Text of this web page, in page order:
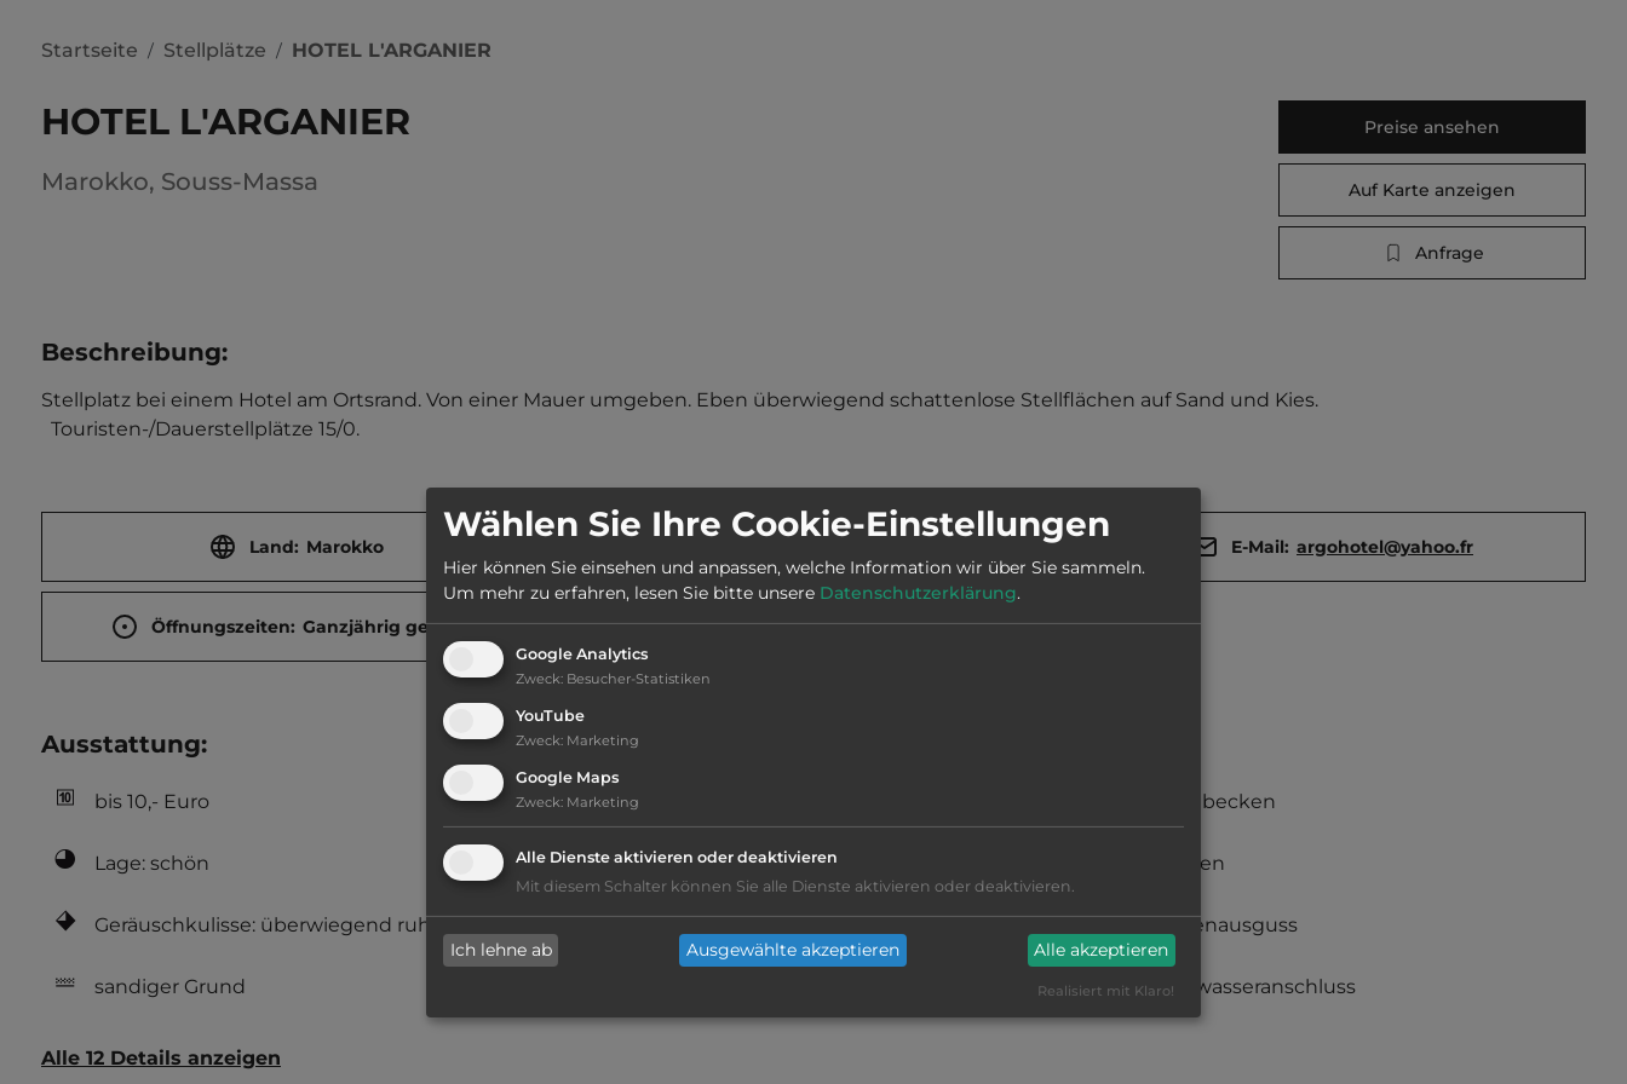
Startseite / Stellplätze / HOTEL L'ARGANIER
HOTEL L'ARGANIER
Marokko, Souss-Massa
Preise ansehen
Auf Karte anzeigen
Anfrage
Beschreibung:
Stellplatz bei einem Hotel am Ortsrand. Von einer Mauer umgeben. Eben überwiegend schattenlose Stellflächen auf Sand und Kies.
  Touristen-/Dauerstellplätze 15/0.
Land: Marokko E-Mail: argohotel@yahoo.fr
Öffnungszeiten: Ganzjährig geöffnet
Ausstattung:
bis 10,- Euro
Lage: schön
Geräuschkulisse: überwiegend ruhig
sandiger Grund
kiesig, harter Grund
teilweise Schatten
Stromanschluss
Waschbecken
Duschen
Fäkalienausguss
Frischwasseranschluss
Alle 12 Details anzeigen
Wählen Sie Ihre Cookie-Einstellungen
Hier können Sie einsehen und anpassen, welche Information wir über Sie sammeln.
Um mehr zu erfahren, lesen Sie bitte unsere Datenschutzerklärung.
Google Analytics
Zweck: Besucher-Statistiken
YouTube
Zweck: Marketing
Google Maps
Zweck: Marketing
Alle Dienste aktivieren oder deaktivieren
Mit diesem Schalter können Sie alle Dienste aktivieren oder deaktivieren.
Ich lehne ab Ausgewählte akzeptieren Alle akzeptieren
Realisiert mit Klaro!